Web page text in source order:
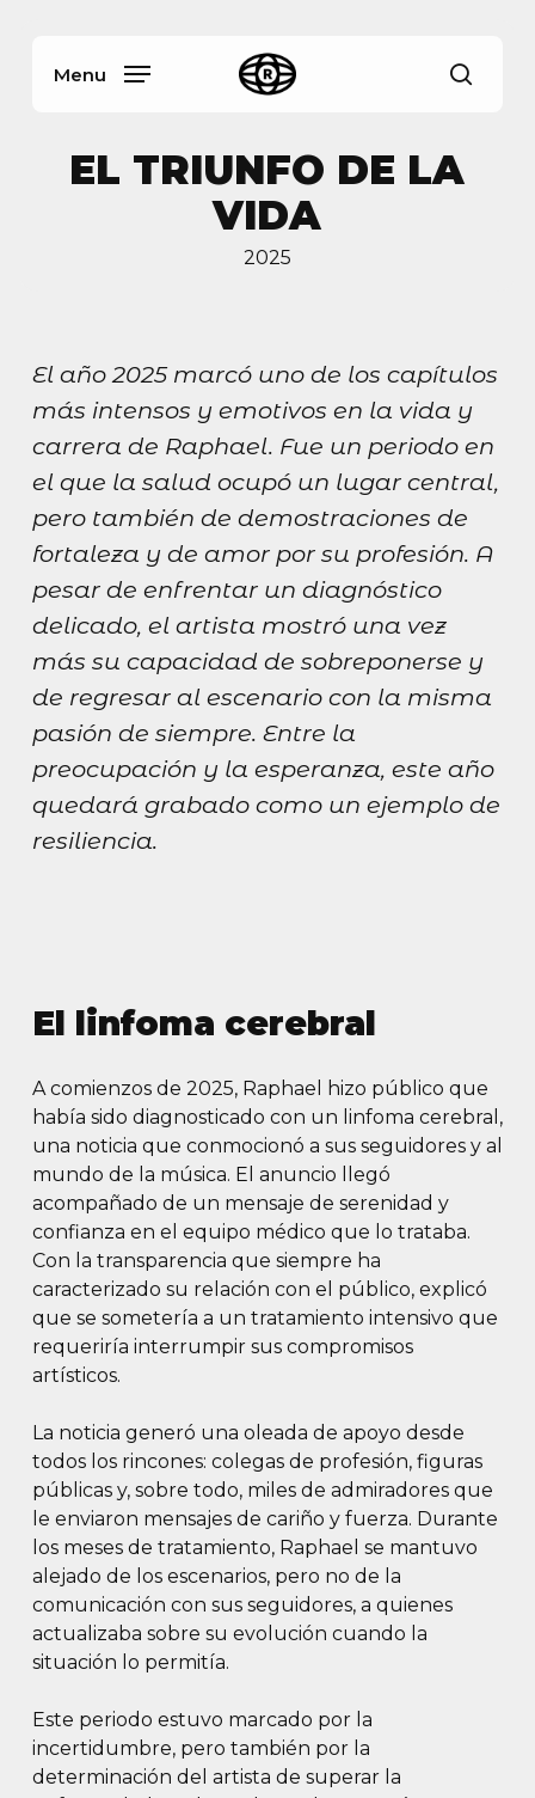
Menu
EL TRIUNFO DE LA
VIDA
2025
El año 2025 marcó uno de los capítulos
más intensos y emotivos en la vida y
carrera de Raphael. Fue un periodo en
el que la salud ocupó un lugar central,
pero también de demostraciones de
fortaleza y de amor por su profesión. A
pesar de enfrentar un diagnóstico
delicado, el artista mostró una vez
más su capacidad de sobreponerse y
de regresar al escenario con la misma
pasión de siempre. Entre la
preocupación y la esperanza, este año
quedará grabado como un ejemplo de
resiliencia.
El linfoma cerebral
A comienzos de 2025, Raphael hizo público que
había sido diagnosticado con un linfoma cerebral,
una noticia que conmocionó a sus seguidores y al
mundo de la música. El anuncio llegó
acompañado de un mensaje de serenidad y
confianza en el equipo médico que lo trataba.
Con la transparencia que siempre ha
caracterizado su relación con el público, explicó
que se sometería a un tratamiento intensivo que
requeriría interrumpir sus compromisos
artísticos.
La noticia generó una oleada de apoyo desde
todos los rincones: colegas de profesión, figuras
públicas y, sobre todo, miles de admiradores que
le enviaron mensajes de cariño y fuerza. Durante
los meses de tratamiento, Raphael se mantuvo
alejado de los escenarios, pero no de la
comunicación con sus seguidores, a quienes
actualizaba sobre su evolución cuando la
situación lo permitía.
Este periodo estuvo marcado por la
incertidumbre, pero también por la
determinación del artista de superar la